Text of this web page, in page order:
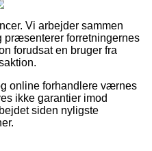
Vi arbejder sammen
præsenterer forretningernes
forudsat en bruger fra
online forhandlere værnes
ikke garantier imod
siden nyligste